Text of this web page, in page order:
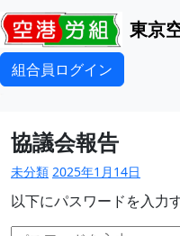
東京
組合員ログイン
協議会報告
未分類 2025年1月14日
以下にパスワードを入力